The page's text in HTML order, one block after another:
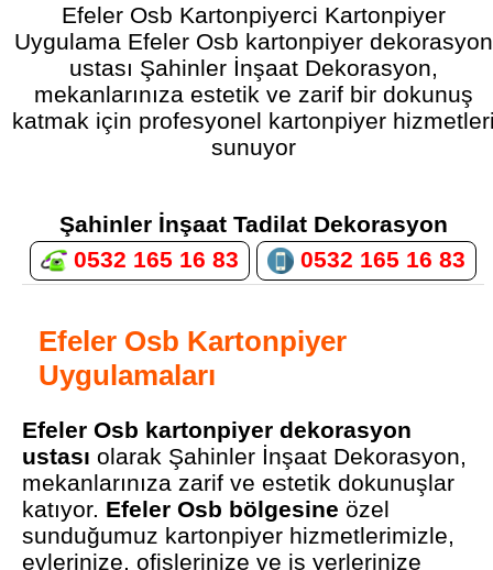
Efeler Osb Kartonpiyerci Kartonpiyer
Uygulama Efeler Osb kartonpiyer dekorasyon
ustası Şahinler İnşaat Dekorasyon,
mekanlarınıza estetik ve zarif bir dokunuş
katmak için profesyonel kartonpiyer
sunuyor
Şahinler İnşaat Tadilat Dekorasyon
0532 165 16 83
0532 165 16 83
Efeler Osb Kartonpiyer
Uygulamaları
Efeler Osb kartonpiyer dekorasyon
ustası olarak Şahinler İnşaat Dekorasyon,
mekanlarınıza zarif ve estetik dokunuşlar
katıyor. Efeler Osb bölgesine özel
sunduğumuz kartonpiyer hizmetlerimizle,
evlerinize, ofislerinize ve iş yerlerinize